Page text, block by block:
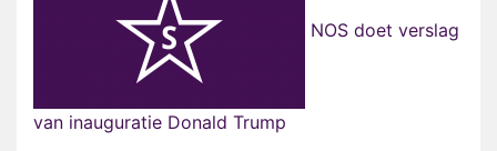
NOS doet verslag
van inauguratie Donald Trump